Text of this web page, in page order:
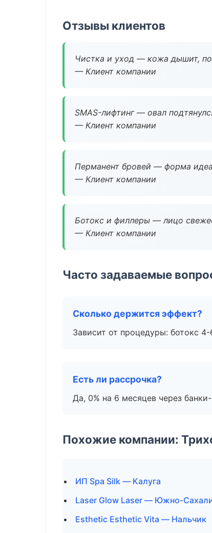
Отзывы клиентов
Чистка и уход — кожа дышит,
— Клиент компании
SMAS-лифтинг — овал
— Клиент компании
Перманент бровей — форма
— Клиент компании
Ботокс и филлеры — лицо
— Клиент компании
Часто задаваемые
Сколько держится эффект?
Зависит от процедуры: ботокс
Есть ли рассрочка?
Да, 0% на 6 месяцев через
Похожие компании:
ИП Spa Silk — Калуга
Laser Glow Laser — Южно-
Esthetic Esthetic Vita — Нальчик